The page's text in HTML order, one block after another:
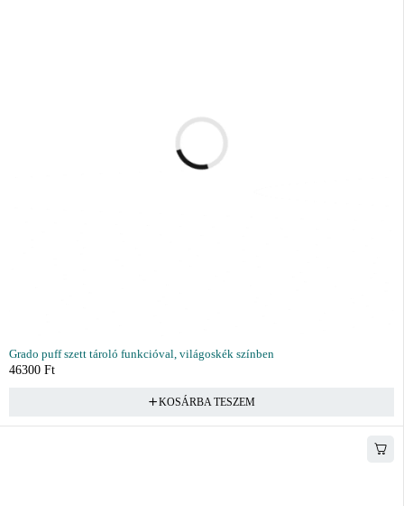
Grado puff szett tároló funkcióval, világoskék színben
46300 Ft
KOSÁRBA TESZEM